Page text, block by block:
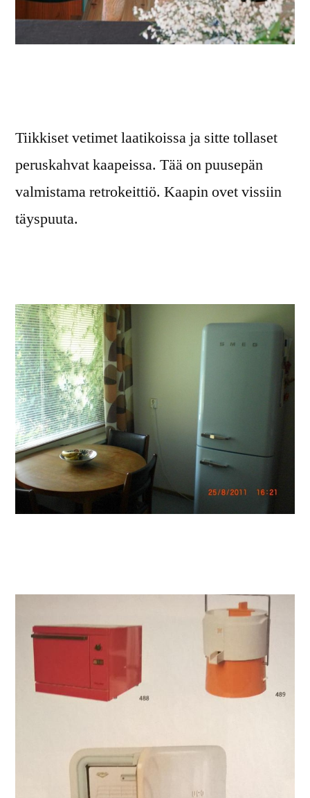
Tiikkiset vetimet laatikoissa ja sitte tollaset
peruskahvat kaapeissa. Tää on puusepän
valmistama retrokeittiö. Kaapin ovet vissiin
täyspuuta.